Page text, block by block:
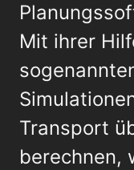
Mit ihrer
Transport
berechnen,